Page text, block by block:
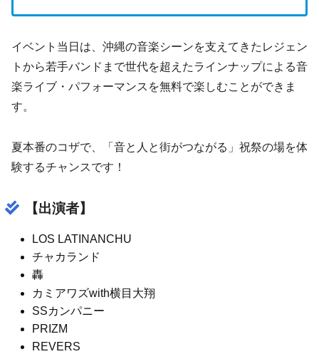
イベント当日は、沖縄の音楽シーンを支えてきたレジェン
トから若手バンドまで世代を超えたラインナップによる音
楽ライブ・パフォーマンスを無料で楽しむことができま
す。
夏本番のコザで、「音と人と街がつながる」祝祭の場を体
験するチャンスです！
【出演者】
LOS LATINANCHU
チャカランド
轟
カミアワズwith横目大翔
SSカンパニー
PRIZM
REVERS